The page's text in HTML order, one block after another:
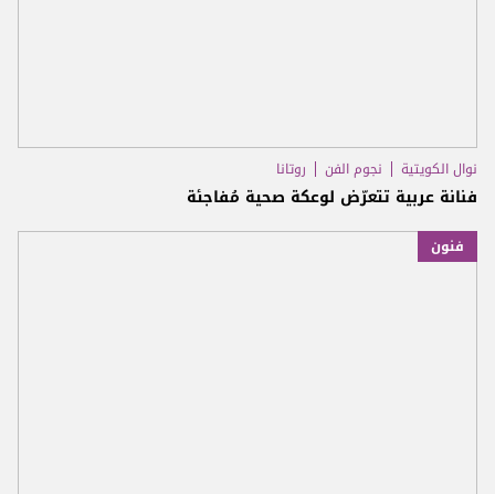
نوال الكويتية نجوم الفن روتانا
فنانة عربية تتعرّض لوعكة صحية مُفاجئة
فنون